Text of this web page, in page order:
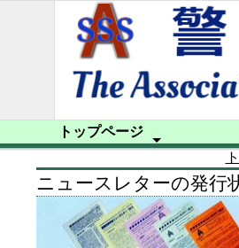
トップページ
プロ
設立
規約
入会
ニュースレターの発行